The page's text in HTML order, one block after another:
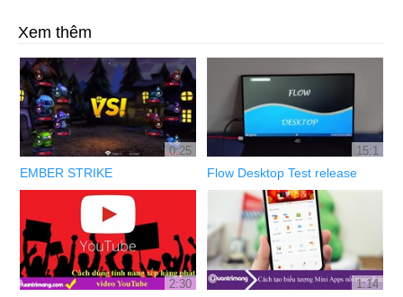
Xem thêm
0:25
EMBER STRIKE
15:1
Flow Desktop Test release
2:30 1:14